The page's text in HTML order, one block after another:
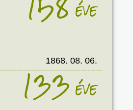
éve
1868. 08. 06.
133éve